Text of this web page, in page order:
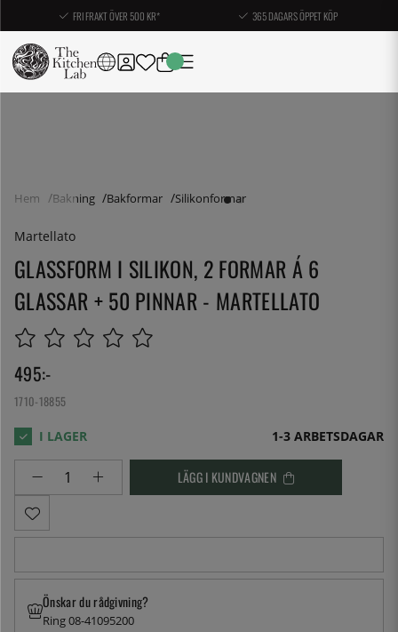
FRI FRAKT ÖVER 500 KR* 365 DAGARS ÖPPET KÖP
Hem Bakning Bakformar Silikonformar
Martellato
GLASSFORM I SILIKON, 2 FORMAR Á 6
GLASSAR + 50 PINNAR - MARTELLATO
495:-
1710-18855
1-3 ARBETSDAGAR
LÄGG I KUNDVAGNEN
Önskar du rådgivning?
Ring 08-41095200